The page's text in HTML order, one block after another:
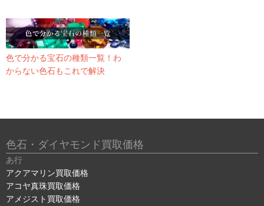
色で分かる宝石の種類一覧！わ
からない色石もこれで解決
色石・ダイヤモンド買取価格
あ行
アクアマリン買取価格
アコヤ真珠買取価格
アメジスト買取価格